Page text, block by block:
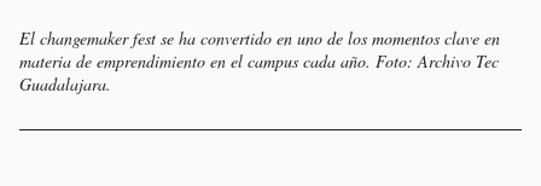
El changemaker fest se ha convertido en uno de los momentos clave en
materia de emprendimiento en el campus cada año. Foto: Archivo Tec
Guadalajara.